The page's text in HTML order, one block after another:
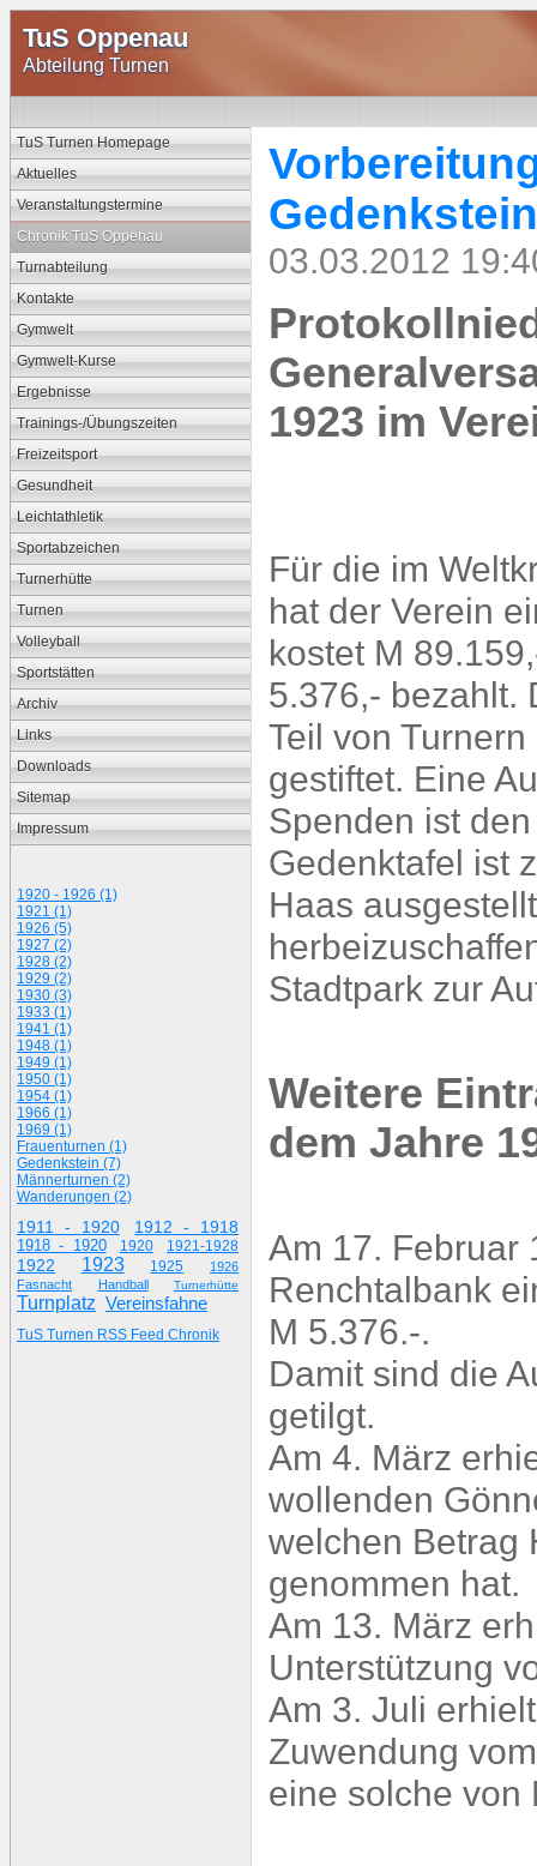
TuS Oppenau
Abteilung Turnen
TuS Turnen Homepage
Aktuelles
Veranstaltungstermine
Chronik TuS Oppenau
Turnabteilung
Kontakte
Gymwelt
Gymwelt-Kurse
Ergebnisse
Trainings-/Übungszeiten
Freizeitsport
Gesundheit
Leichtathletik
Sportabzeichen
Turnerhütte
Turnen
Volleyball
Sportstätten
Archiv
Links
Downloads
Sitemap
Impressum
1920 - 1926 (1)
1921 (1)
1926 (5)
1927 (2)
1928 (2)
1929 (2)
1930 (3)
1933 (1)
1941 (1)
1948 (1)
1949 (1)
1950 (1)
1954 (1)
1966 (1)
1969 (1)
Frauenturnen (1)
Gedenkstein (7)
Männerturnen (2)
Wanderungen (2)
1911 - 1920
1912 - 1918
1918 - 1920
1920 1921-1928
1922 1923 1925
1926
Fasnacht
Handball Turnerhütte
Turnplatz Vereinsfahne
TuS Turnen RSS Feed Chronik
03.03.2012
1923 im
Für die im
hat der Verein
kostet M
5.376,- bezahlt.
Teil von
gestiftet. Eine
Spenden ist
Gedenktafel ist
Haas
Stadtpark zur
Weitere
dem Jahre
Am 17. Februar
Renchtalbank
M 5.376.-.
Damit sind die
getilgt.
Am 4. März
wollenden
welchen Betrag
genommen hat.
Am 13. März
Unterstützung
Am 3. Juli
Zuwendung
eine solche von